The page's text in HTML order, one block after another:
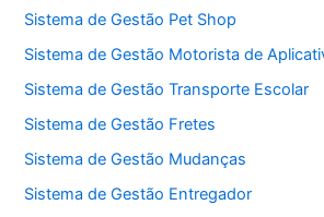
Sistema de Gestão Pet Shop
Sistema de Gestão Motorista de
Sistema de Gestão Transporte Escolar
Sistema de Gestão Fretes
Sistema de Gestão Mudanças
Sistema de Gestão Entregador